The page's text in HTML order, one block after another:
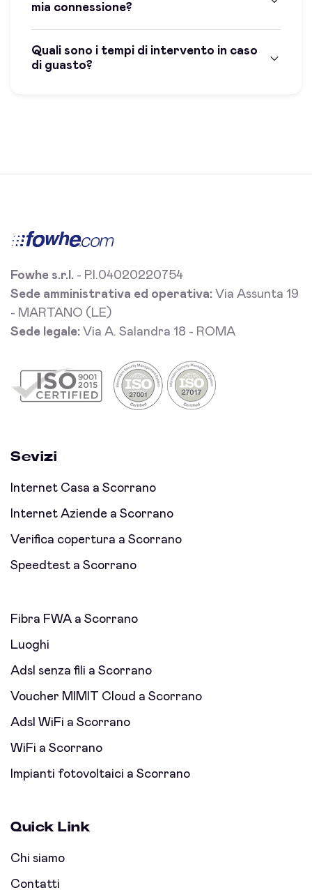
mia connessione?
Quali sono i tempi di intervento in caso
di guasto?
Fowhe s.r.l. - P.I.04020220754
Sede amministrativa ed operativa: Via Assunta 19
- MARTANO (LE)
Sede legale: Via A. Salandra 18 - ROMA
Sevizi
Internet Casa a Scorrano
Internet Aziende a Scorrano
Verifica copertura a Scorrano
Speedtest a Scorrano
Fibra FWA a Scorrano
Luoghi
Adsl senza fili a Scorrano
Voucher MIMIT Cloud a Scorrano
Adsl WiFi a Scorrano
WiFi a Scorrano
Impianti fotovoltaici a Scorrano
Quick Link
Chi siamo
Contatti